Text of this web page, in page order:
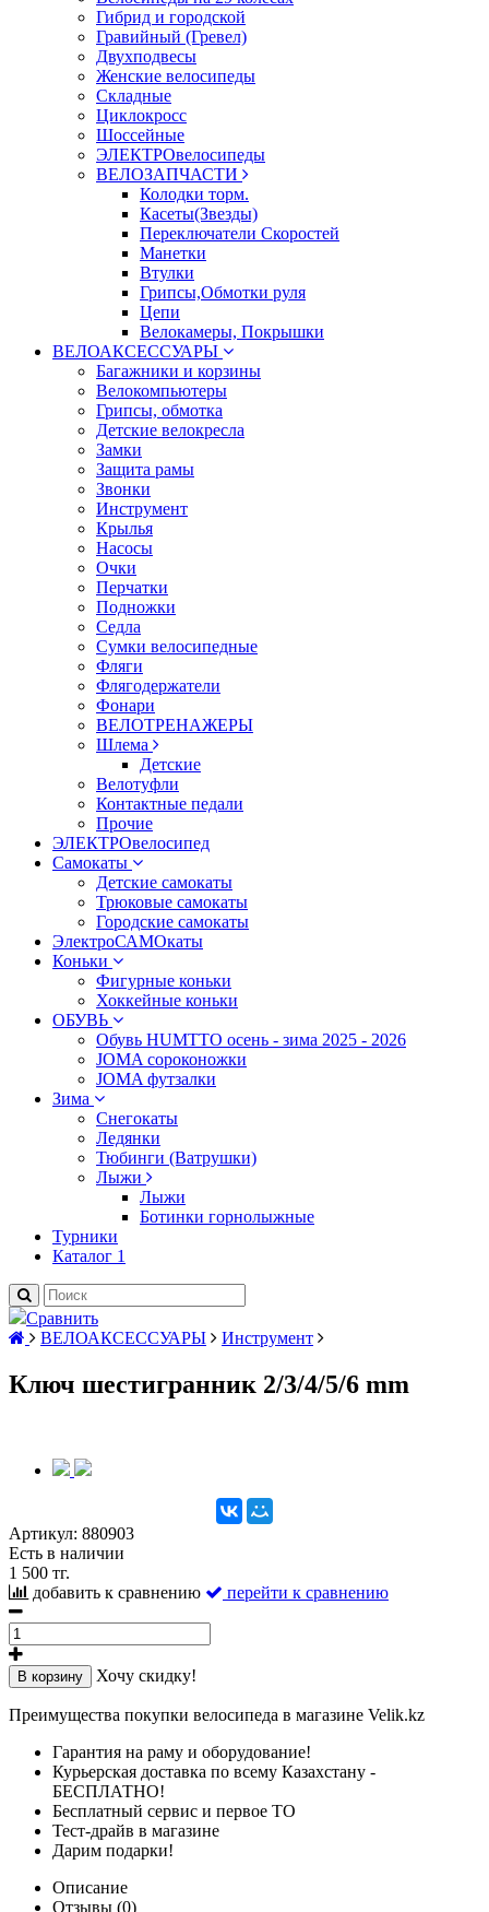
Гибрид и городской
Гравийный (Гревел)
Двухподвесы
Женские велосипеды
Складные
Циклокросс
Шоссейные
ЭЛЕКТРОвелосипеды
ВЕЛОЗАПЧАСТИ
Колодки торм.
Касеты(Звезды)
Переключатели Скоростей
Манетки
Втулки
Грипсы,Обмотки руля
Цепи
Велокамеры, Покрышки
ВЕЛОАКСЕССУАРЫ
Багажники и корзины
Велокомпьютеры
Грипсы, обмотка
Детские велокресла
Замки
Защита рамы
Звонки
Инструмент
Крылья
Насосы
Очки
Перчатки
Подножки
Седла
Сумки велосипедные
Фляги
Флягодержатели
Фонари
ВЕЛОТРЕНАЖЕРЫ
Шлема
Детские
Велотуфли
Контактные педали
Прочие
ЭЛЕКТРОвелосипед
Самокаты
Детские самокаты
Трюковые самокаты
Городские самокаты
ЭлектроСАМОкаты
Коньки
Фигурные коньки
Хоккейные коньки
ОБУВЬ
Обувь HUMTTO осень - зима 2025 - 2026
JOMA сороконожки
JOMA футзалки
Зима
Снегокаты
Ледянки
Тюбинги (Ватрушки)
Лыжи
Лыжи
Ботинки горнолыжные
Турники
Каталог 1
Сравнить
ВЕЛОАКСЕССУАРЫ
Инструмент
Ключ шестигранник 2/3/4/5/6 mm
Артикул: 880903
Есть в наличии
1 500 тг.
добавить к сравнению
перейти к сравнению
В корзину Хочу скидку!
Преимущества покупки велосипеда в магазине Velik.kz
Гарантия на раму и оборудование!
Курьерская доставка по всему Казахстану -
БЕСПЛАТНО!
Бесплатный сервис и первое ТО
Тест-драйв в магазине
Дарим подарки!
Описание
Отзывы (0)